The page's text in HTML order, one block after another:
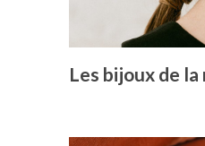
Les bijoux de la